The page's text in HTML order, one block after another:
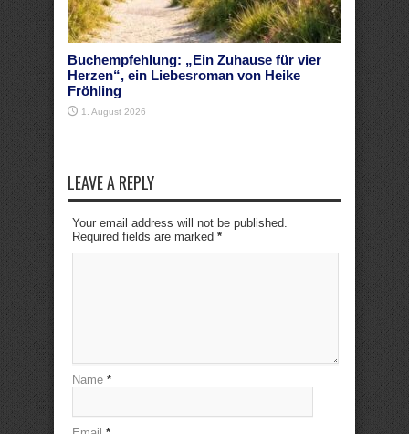
Buchempfehlung: „Ein Zuhause für vier
Herzen“, ein Liebesroman von Heike
Fröhling
1. August 2026
LEAVE A REPLY
Your email address will not be published.
Required fields are marked *
Name *